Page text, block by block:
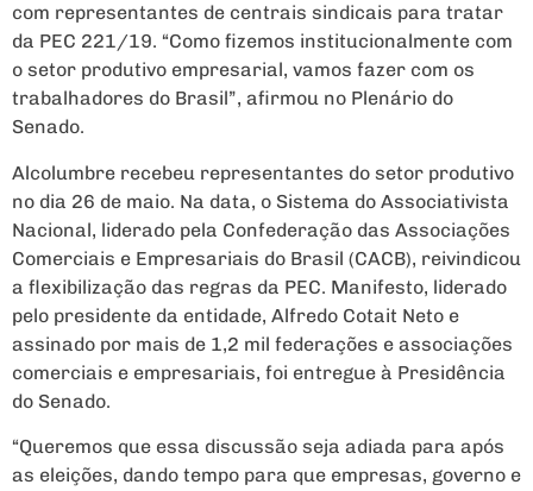
com representantes de centrais sindicais para tratar
da PEC 221/19. “Como fizemos institucionalmente com
o setor produtivo empresarial, vamos fazer com os
trabalhadores do Brasil”, afirmou no Plenário do
Senado.
Alcolumbre recebeu representantes do setor produtivo
no dia 26 de maio. Na data, o Sistema do Associativista
Nacional, liderado pela Confederação das Associações
Comerciais e Empresariais do Brasil (CACB), reivindicou
a flexibilização das regras da PEC. Manifesto, liderado
pelo presidente da entidade, Alfredo Cotait Neto e
assinado por mais de 1,2 mil federações e associações
comerciais e empresariais, foi entregue à Presidência
do Senado.
“Queremos que essa discussão seja adiada para após
as eleições, dando tempo para que empresas, governo e